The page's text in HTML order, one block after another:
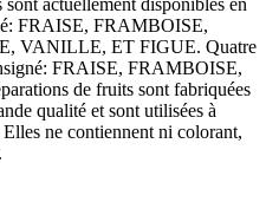
FRAISE, FRAMBOISE,
VANILLE, ET FIGUE. Quatre
FRAISE, FRAMBOISE,
de fruits sont fabriquées
qualité et sont utilisées à
ne contiennent ni colorant,